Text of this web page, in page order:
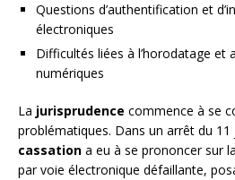
Questions d’authentification et
électroniques
Difficultés liées à l’horodatage et
numériques
La jurisprudence commence à se
problématiques. Dans un arrêt du 11
cassation a eu à se prononcer sur
par voie électronique défaillante,